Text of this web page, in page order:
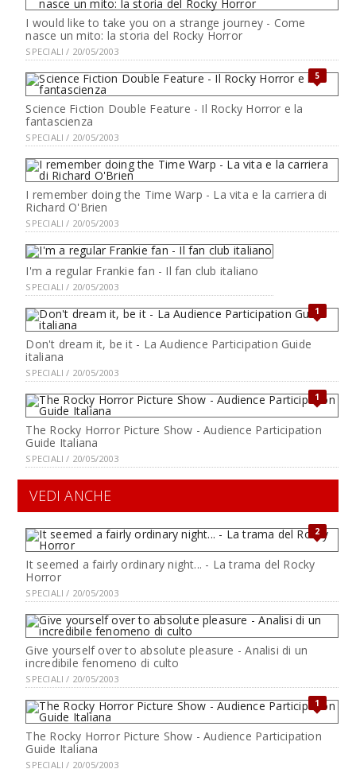
I would like to take you on a strange journey - Come
nasce un mito: la storia del Rocky Horror
SPECIALI / 20/05/2003
5
Science Fiction Double Feature - Il Rocky Horror e la
fantascienza
SPECIALI / 20/05/2003
I remember doing the Time Warp - La vita e la carriera di
Richard O'Brien
SPECIALI / 20/05/2003
I'm a regular Frankie fan - Il fan club italiano
SPECIALI / 20/05/2003
1
Don't dream it, be it - La Audience Participation Guide
italiana
SPECIALI / 20/05/2003
1
The Rocky Horror Picture Show - Audience Participation
Guide Italiana
SPECIALI / 20/05/2003
VEDI ANCHE
2
It seemed a fairly ordinary night... - La trama del Rocky
Horror
SPECIALI / 20/05/2003
Give yourself over to absolute pleasure - Analisi di un
incredibile fenomeno di culto
SPECIALI / 20/05/2003
1
The Rocky Horror Picture Show - Audience Participation
Guide Italiana
SPECIALI / 20/05/2003